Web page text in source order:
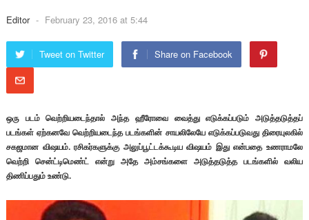
Editor - February 23, 2016 at 5:44
Tweet on Twitter Share on Facebook
ஒரு படம் வெற்றியடைந்தால் அந்த ஹீரோவை வைத்து எடுக்கப்படும் அடுத்தடுத்தப்
படங்கள் ஏற்கனவே வெற்றியடைந்த படங்களின் சாயலிலேயே எடுக்கப்படுவது திரையுலகில்
சகஜமான விஷயம். ரசிகர்களுக்கு அலுப்பூட்டக்கூடிய விஷயம் இது என்பதை உணராமலே
வெற்றி சென்ட்டிமெண்ட் என்று அதே அம்சங்களை அடுத்தடுத்த படங்களில் வலிய
திணிப்பதும் உண்டு.